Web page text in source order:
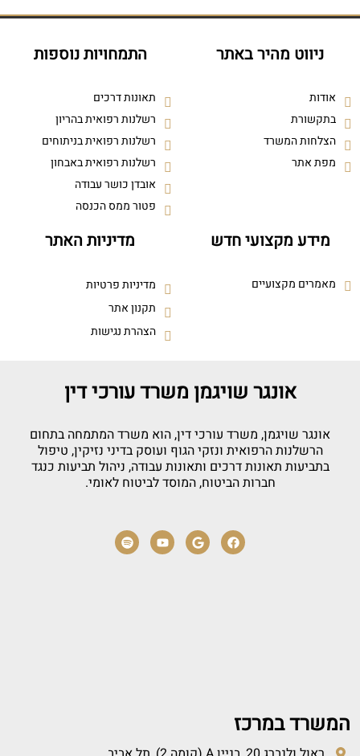
ניווט מהיר באתר
אודות
בתקשורת
הצלחות המשרד
מפת אתר
התמחויות נוספות
תאונות דרכים
רשלנות רפואית בהריון
רשלנות רפואית בניתוחים
רשלנות רפואית באבחון
אובדן כושר עבודה
פטור ממס הכנסה
מידע מקצועי חדש
מאמרים מקצועיים
מדיניות האתר
מדיניות פרטיות
תקנון אתר
הצהרת נגישות
אונגר שויגמן משרד עורכי דין
אונגר שויגמן, משרד עורכי דין, הוא משרד המתמחה בתחום
הרשלנות הרפואית ונזקי הגוף ועוסק בדיני נזיקין, טיפול
בתביעות תאונות דרכים ותאונות עבודה, ניהול תביעות כנגד
חברות הביטוח, המוסד לביטוח לאומי.
המשרד במרכז